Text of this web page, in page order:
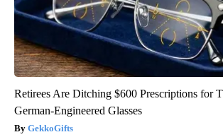
Retirees Are Ditching $600 Prescriptions for
German-Engineered Glasses
GekkoGifts